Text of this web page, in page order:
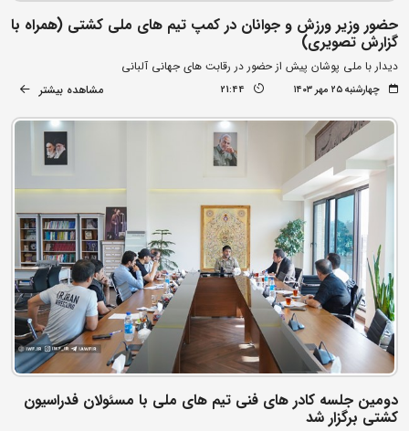
حضور وزیر ورزش و جوانان در کمپ تیم های ملی کشتی (همراه با
گزارش تصویری)
دیدار با ملی پوشان پیش از حضور در رقابت های جهانی آلبانی
چهارشنبه ۲۵ مهر ۱۴۰۳ 21:44 مشاهده بیشتر
دومین جلسه کادر های فنی تیم های ملی با مسئولان فدراسیون
کشتی برگزار شد